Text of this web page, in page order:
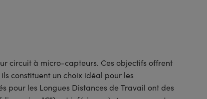
circuit à micro-capteurs. Ces objectifs offrent
constituent un choix idéal pour les
pour les Longues Distances de Travail ont des